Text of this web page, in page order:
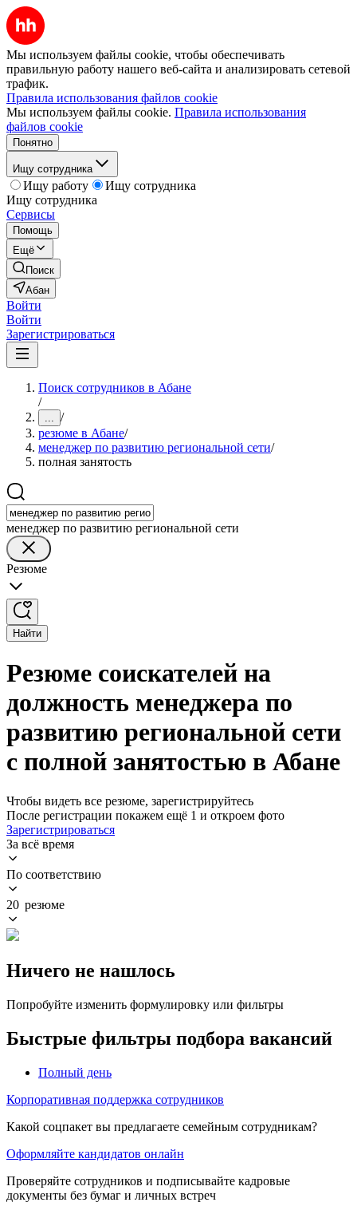
Мы используем файлы cookie, чтобы обеспечивать
правильную работу нашего веб-сайта и анализировать сетевой
трафик.
Правила использования файлов cookie
Мы используем файлы cookie. Правила использования
файлов cookie
Понятно
Ищу сотрудника
Ищу работу
Ищу сотрудника
Ищу сотрудника
Сервисы
Помощь
Ещё
Поиск
Абан
Войти
Войти
Зарегистрироваться
Поиск сотрудников в Абане
/
... /
резюме в Абане/
менеджер по развитию региональной сети/
полная занятость
менеджер по развитию региональной сети
Резюме
Найти
Резюме соискателей на
должность менеджера по
развитию региональной сети
с полной занятостью в Абане
Чтобы видеть все резюме, зарегистрируйтесь
После регистрации покажем ещё 1 и откроем фото
Зарегистрироваться
За всё время
По соответствию
20 резюме
Ничего не нашлось
Попробуйте изменить формулировку или фильтры
Быстрые фильтры подбора вакансий
Полный день
Корпоративная поддержка сотрудников
Какой соцпакет вы предлагаете семейным сотрудникам?
Оформляйте кандидатов онлайн
Проверяйте сотрудников и подписывайте кадровые
документы без бумаг и личных встреч